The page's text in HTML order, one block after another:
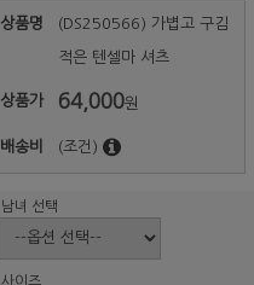
상품명 (DS250566) 가볍고 구김
적은 텐셀마 셔츠
상품가 64,000원
배송비 (조건)
남녀 선택
사이즈